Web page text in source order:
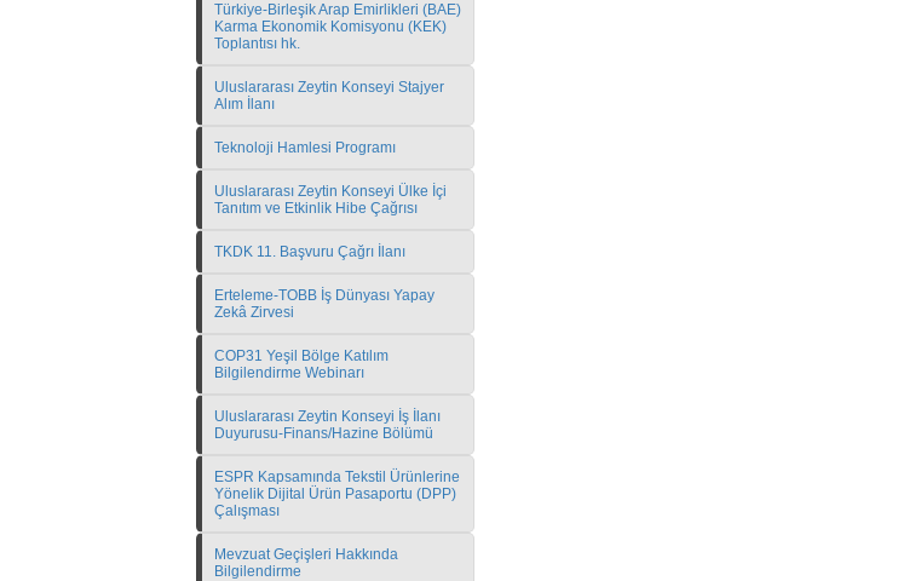
Türkiye-Birleşik Arap Emirlikleri (BAE)
Karma Ekonomik Komisyonu (KEK)
Toplantısı hk.
Uluslararası Zeytin Konseyi Stajyer
Alım İlanı
Teknoloji Hamlesi Programı
Uluslararası Zeytin Konseyi Ülke İçi
Tanıtım ve Etkinlik Hibe Çağrısı
TKDK 11. Başvuru Çağrı İlanı
Erteleme-TOBB İş Dünyası Yapay
Zekâ Zirvesi
COP31 Yeşil Bölge Katılım
Bilgilendirme Webinarı
Uluslararası Zeytin Konseyi İş İlanı
Duyurusu-Finans/Hazine Bölümü
ESPR Kapsamında Tekstil Ürünlerine
Yönelik Dijital Ürün Pasaportu (DPP)
Çalışması
Mevzuat Geçişleri Hakkında
Bilgilendirme